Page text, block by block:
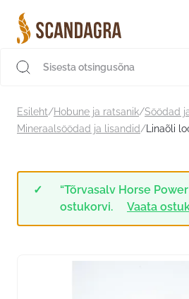
sisu
juurde
Esileht/Hobune ja ratsanik/Söödad
Mineraalsöödad ja lisandid/ Linaõli
“Tõrvasalv Horse
ostukorvi.
Vaata